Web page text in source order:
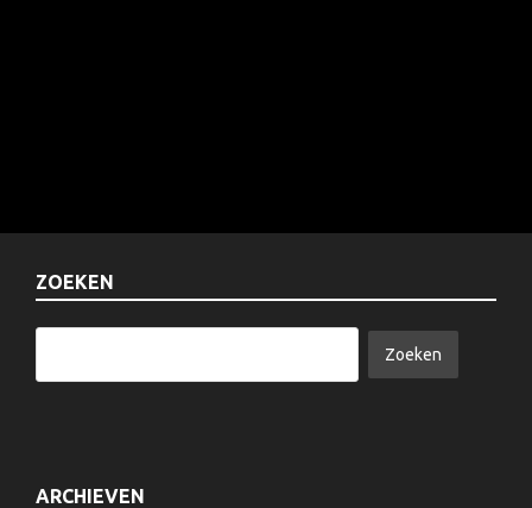
ZOEKEN
ARCHIEVEN